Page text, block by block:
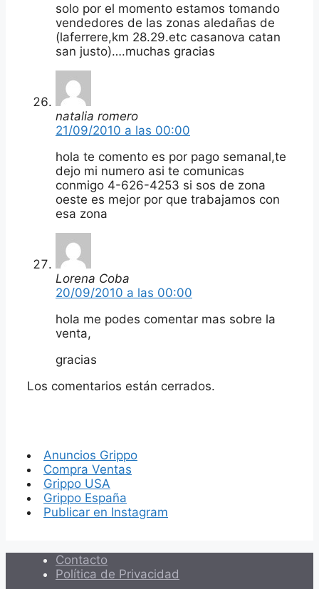
solo por el momento estamos tomando
vendedores de las zonas aledañas de
(laferrere,km 28.29.etc casanova catan
san justo)….muchas gracias
natalia romero
21/09/2010 a las 00:00
hola te comento es por pago semanal,te
dejo mi numero asi te comunicas
conmigo 4-626-4253 si sos de zona
oeste es mejor por que trabajamos con
esa zona
Lorena Coba
20/09/2010 a las 00:00
hola me podes comentar mas sobre la
venta,
gracias
Los comentarios están cerrados.
Anuncios Grippo
Compra Ventas
Grippo USA
Grippo España
Publicar en Instagram
Contacto
Política de Privacidad